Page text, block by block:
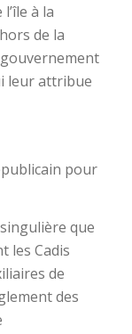
à la
de la
leur attribue
pour
que
les Cadis
de
des